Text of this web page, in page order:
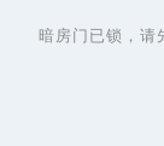
暗房门已锁，请